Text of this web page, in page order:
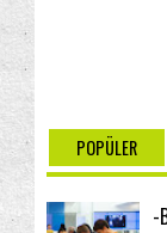
POPÜLER
-